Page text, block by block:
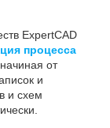
ExpertCAD
процесса
от
и
и схем